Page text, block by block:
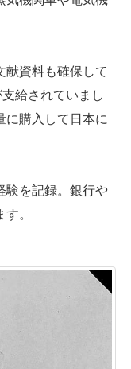
献資料も確保して
給されていまし
に購入して日本に
験を記録。銀行や
。